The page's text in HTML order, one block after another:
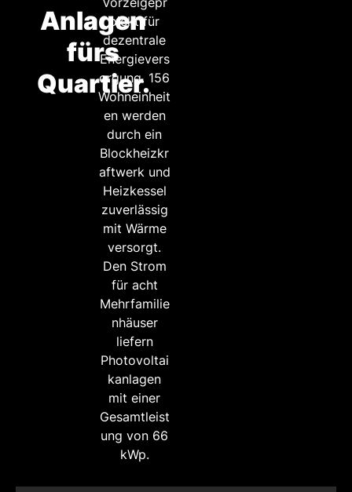
Anlagen
fürs
Quartier.
ojekt für
dezentrale
Energievers
orgung. 156
Wohneinheit
en werden
durch ein
Blockheizkr
aftwerk und
Heizkessel
zuverlässig
mit Wärme
versorgt.
Den Strom
für acht
Mehrfamilie
nhäuser
liefern
Photovoltai
kanlagen
mit einer
Gesamtleist
ung von 66
kWp.